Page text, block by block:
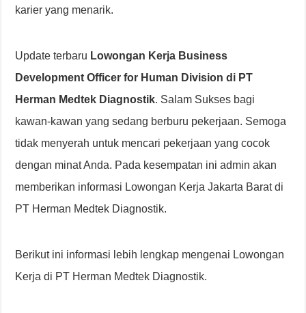
karier yang menarik.
Update terbaru Lowongan Kerja Business
Development Officer for Human Division di PT
Herman Medtek Diagnostik. Salam Sukses bagi
kawan-kawan yang sedang berburu pekerjaan. Semoga
tidak menyerah untuk mencari pekerjaan yang cocok
dengan minat Anda. Pada kesempatan ini admin akan
memberikan informasi Lowongan Kerja Jakarta Barat di
PT Herman Medtek Diagnostik.
Berikut ini informasi lebih lengkap mengenai Lowongan
Kerja di PT Herman Medtek Diagnostik.